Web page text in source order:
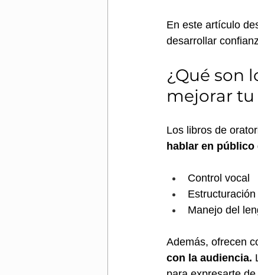
En este artículo
desarrollar
¿Qué son
mejorar
Los libros de
hablar en
Control vocal
Manejo del
Además, ofrecen
con la audiencia.